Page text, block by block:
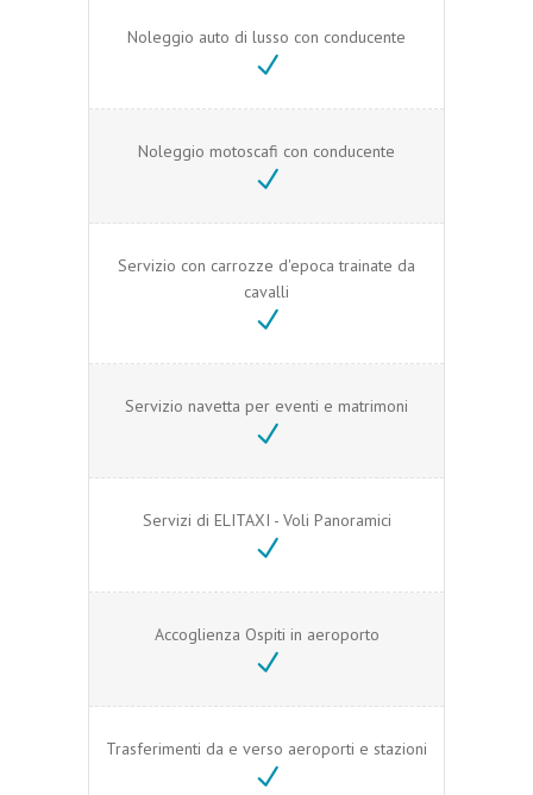
Noleggio auto di lusso con conducente
Noleggio motoscafi con conducente
Servizio con carrozze d'epoca trainate da
cavalli
Servizio navetta per eventi e matrimoni
Servizi di ELITAXI - Voli Panoramici
Accoglienza Ospiti in aeroporto
Trasferimenti da e verso aeroporti e stazioni